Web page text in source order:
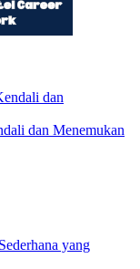
dan Menemukan